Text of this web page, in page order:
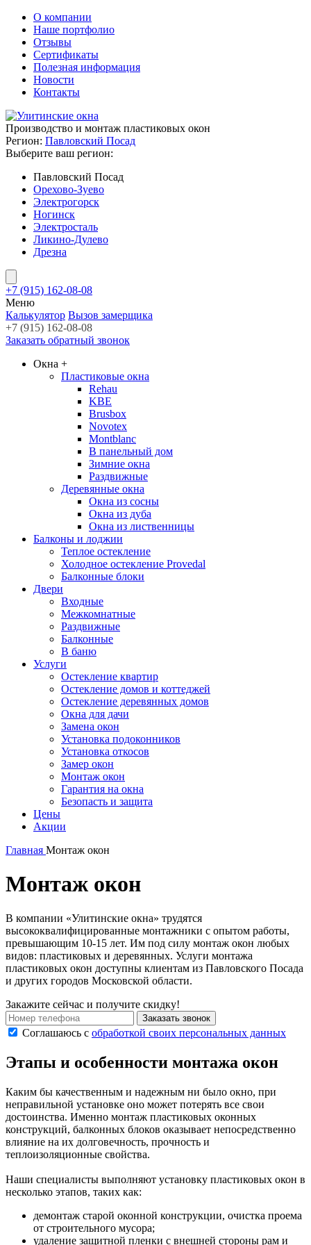
О компании
Наше портфолио
Отзывы
Сертификаты
Полезная информация
Новости
Контакты
Производство и монтаж пластиковых окон
Регион: Павловский Посад
Выберите ваш регион:
Павловский Посад
Орехово-Зуево
Электрогорск
Ногинск
Электросталь
Ликино-Дулево
Дрезна
+7 (915) 162-08-08
Меню
Калькулятор Вызов замерщика
+7 (915) 162-08-08
Заказать обратный звонок
Окна +
Пластиковые окна
Rehau
KBE
Brusbox
Novotex
Montblanc
В панельный дом
Зимние окна
Раздвижные
Деревянные окна
Окна из сосны
Окна из дуба
Окна из лиственницы
Балконы и лоджии
Теплое остекление
Холодное остекление Provedal
Балконные блоки
Двери
Входные
Межкомнатные
Раздвижные
Балконные
В баню
Услуги
Остекление квартир
Остекление домов и коттеджей
Остекление деревянных домов
Окна для дачи
Замена окон
Установка подоконников
Установка откосов
Замер окон
Монтаж окон
Гарантия на окна
Безопасть и защита
Цены
Акции
Главная Монтаж окон
Монтаж окон
В компании «Улитинские окна» трудятся
высококвалифицированные монтажники с опытом работы,
превышающим 10-15 лет. Им под силу монтаж окон любых
видов: пластиковых и деревянных. Услуги монтажа
пластиковых окон доступны клиентам из Павловского Посада
и других городов Московской области.
Закажите сейчас и получите скидку!
Заказать звонок
Соглашаюсь с обработкой своих персональных данных
Этапы и особенности монтажа окон
Каким бы качественным и надежным ни было окно, при
неправильной установке оно может потерять все свои
достоинства. Именно монтаж пластиковых оконных
конструкций, балконных блоков оказывает непосредственно
влияние на их долговечность, прочность и
теплоизоляционные свойства.
Наши специалисты выполняют установку пластиковых окон в
несколько этапов, таких как:
демонтаж старой оконной конструкции, очистка проема
от строительного мусора;
удаление защитной пленки с внешней стороны рам и